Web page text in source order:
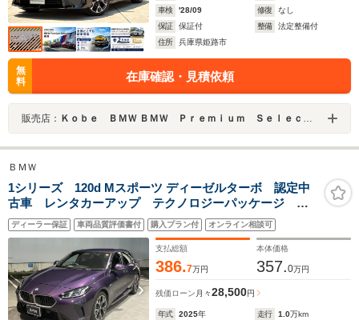
車検
'28/09 修復
なし
保証
保証付 整備
法定整備付
住所
兵庫県姫路市
無
料
在庫確認・見積依頼
販売店： Ｋｏｂｅ ＢＭＷ ＢＭＷ Ｐｒｅｍｉｕｍ Ｓｅｌｅｃｔｉｏｎ 姫路
ＢＭＷ
1シリーズ 120d Mスポーツ ディーゼルターボ 認定中
古車 レンタカーアップ テクノロジーパッケージ ハ
イラインパッケージ 電動シート シートヒーター ハ
ーマンカードンスピーカー ドライビングアシスタント
プロフェッショナル
ディーラー保証 車両品質評価書付 購入プラン付 オンライン相談可
支払総額
386.7万円
本体価格
357.0万円
残価ローン 月々28,500円
年式 2025年 走行 1.0万km